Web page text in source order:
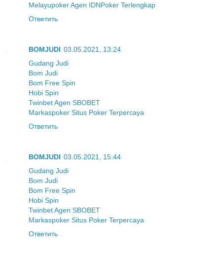
Melayupoker Agen IDNPoker Terlengkap
Ответить
BOMJUDI 03.05.2021, 13:24
Gudang Judi
Bom Judi
Bom Free Spin
Hobi Spin
Twinbet Agen SBOBET
Markaspoker Situs Poker Terpercaya
Ответить
BOMJUDI 03.05.2021, 15:44
Gudang Judi
Bom Judi
Bom Free Spin
Hobi Spin
Twinbet Agen SBOBET
Markaspoker Situs Poker Terpercaya
Ответить